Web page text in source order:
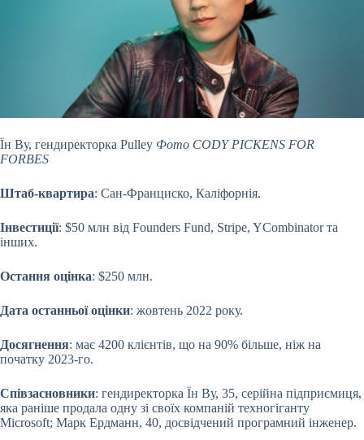
Їн Ву, гендиректорка Pulley Фото CODY PICKENS FOR
FORBES
Штаб-квартира: Сан-Франциско, Каліфорнія.
Інвестиції: $50 млн від Founders Fund, Stripe, YCombinator та
інших.
Остання оцінка: $250 млн.
Дата останньої оцінки: жовтень 2022 року.
Досягнення: має 4200 клієнтів, що на 90% більше, ніж на
початку 2023-го.
Співзасновники: гендиректорка Їн Ву, 35, серійна підприємиця,
яка раніше продала одну зі своїх компаній техногіганту
Microsoft; Марк Ердманн, 40, досвідчений програмний інженер.